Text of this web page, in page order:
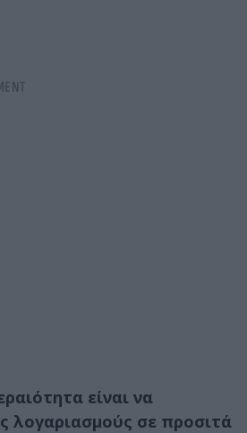
είναι να
λογαριασμούς σε προσιτά